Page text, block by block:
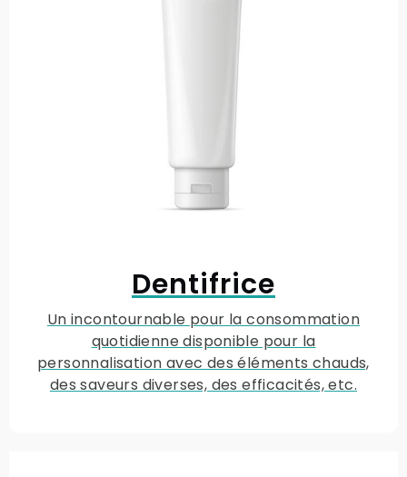
Dentifrice
Un incontournable pour la consommation
quotidienne disponible pour la
personnalisation avec des éléments chauds,
des saveurs diverses, des efficacités, etc.